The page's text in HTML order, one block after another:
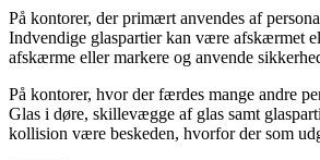
På kontorer, der primært anvendes af
Indvendige glaspartier kan være afskærmet
afskærme eller markere og anvende
På kontorer, hvor der færdes mange andre
Glas i døre, skillevægge af glas samt
kollision være beskeden, hvorfor der som